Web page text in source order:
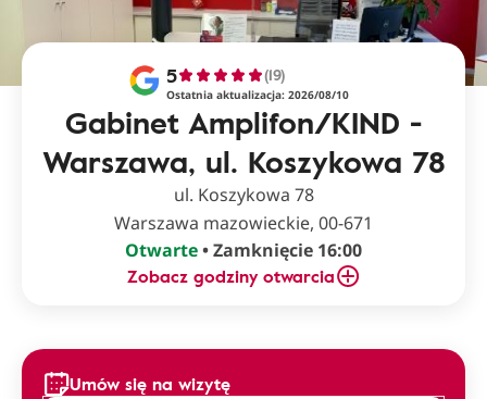
Gabinet Amplifon/KIND -
Warszawa, ul. Koszykowa 78
5 (19)
Ostatnia aktualizacja: 2026/08/10
ul. Koszykowa 78
Warszawa mazowieckie, 00-671
Otwarte• Zamknięcie 16:00
Zobacz godziny otwarcia
Umów się na wizytę